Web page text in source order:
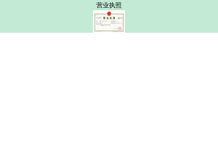
营业执照